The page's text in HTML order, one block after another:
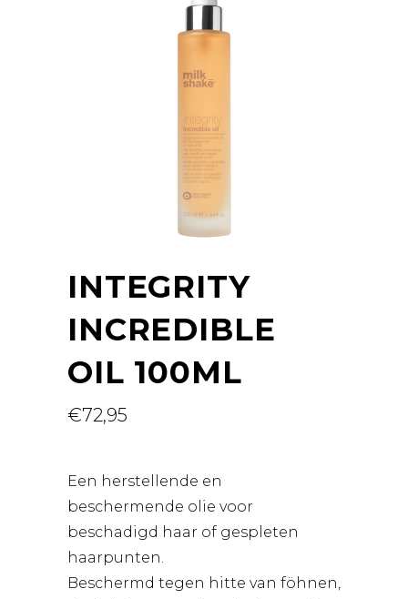
INTEGRITY
INCREDIBLE
OIL 100ML
€72,95
Een herstellende en
beschermende olie voor
beschadigd haar of gespleten
haarpunten.
Beschermd tegen hitte van föhnen,